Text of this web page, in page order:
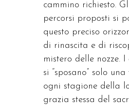
cammino richiesto.
percorsi proposti si
questo preciso
di rinascita e di
mistero delle nozze.
si “sposano” solo
ogni stagione della
grazia stessa del